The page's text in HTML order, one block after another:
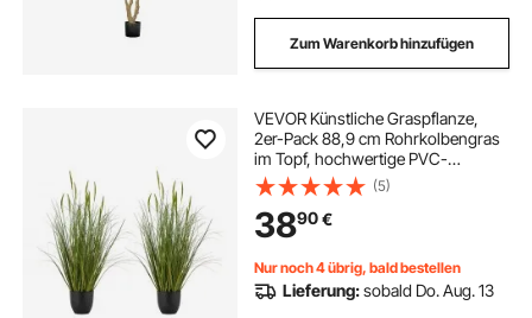
Zum Warenkorb hinzufügen
VEVOR Künstliche Graspflanze,
2er-Pack 88,9 cm Rohrkolbengras
im Topf, hochwertige PVC-
Kunstpflanze, künstliche
Grünpflanzen, Sträucher für
drinnen und draußen, Haus,
Garten, Büro, Zimmerdekoration,
Einweihungsparty, Grün
(5)
3890€
Nur noch 4 übrig, bald bestellen
Lieferung:sobald Do. Aug. 13